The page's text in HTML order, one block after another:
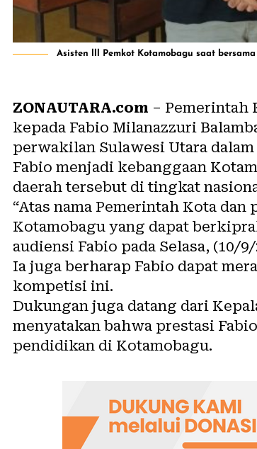
Asisten lll Pemkot Kotamobagu saat
ZONAUTARA.com – Pemerintah
kepada Fabio Milanazzuri
perwakilan Sulawesi Utara dalam
Fabio menjadi kebanggaan
daerah tersebut di tingkat
“Atas nama Pemerintah Kota
Kotamobagu yang dapat
audiensi Fabio pada Selasa, (10/9/
Ia juga berharap Fabio dapat
kompetisi ini.
Dukungan juga datang dari
menyatakan bahwa prestasi
pendidikan di Kotamobagu.